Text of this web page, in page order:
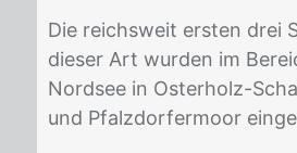
Die reichs­weit ers­ten drei
die­ser Art wur­den im
Nord­see in Os­ter­holz-
und Pfalz­dor­fer­moor